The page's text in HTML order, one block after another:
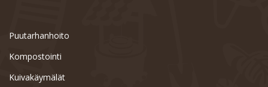
Puutarhanhoito
Kompostointi
Kuivakäymälät